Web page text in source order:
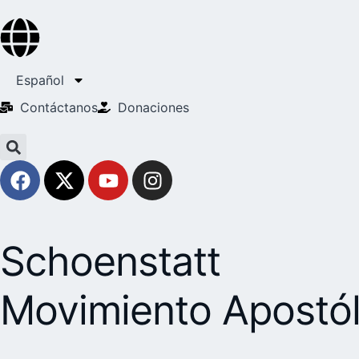
Español
Contáctanos
Donaciones
Schoenstatt
Movimiento